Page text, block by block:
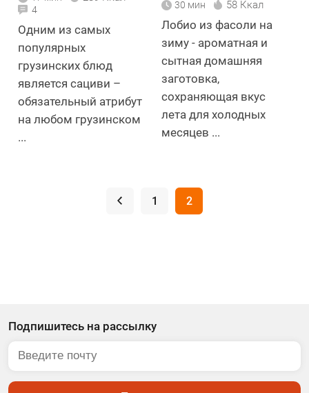
4
Одним из самых
популярных
грузинских блюд
является сациви –
обязательный атрибут
на любом грузинском
...
30 мин 58 Ккал
Лобио из фасоли на
зиму - ароматная и
сытная домашняя
заготовка,
сохраняющая вкус
лета для холодных
месяцев ...
. 1 2
Подпишитесь на рассылку